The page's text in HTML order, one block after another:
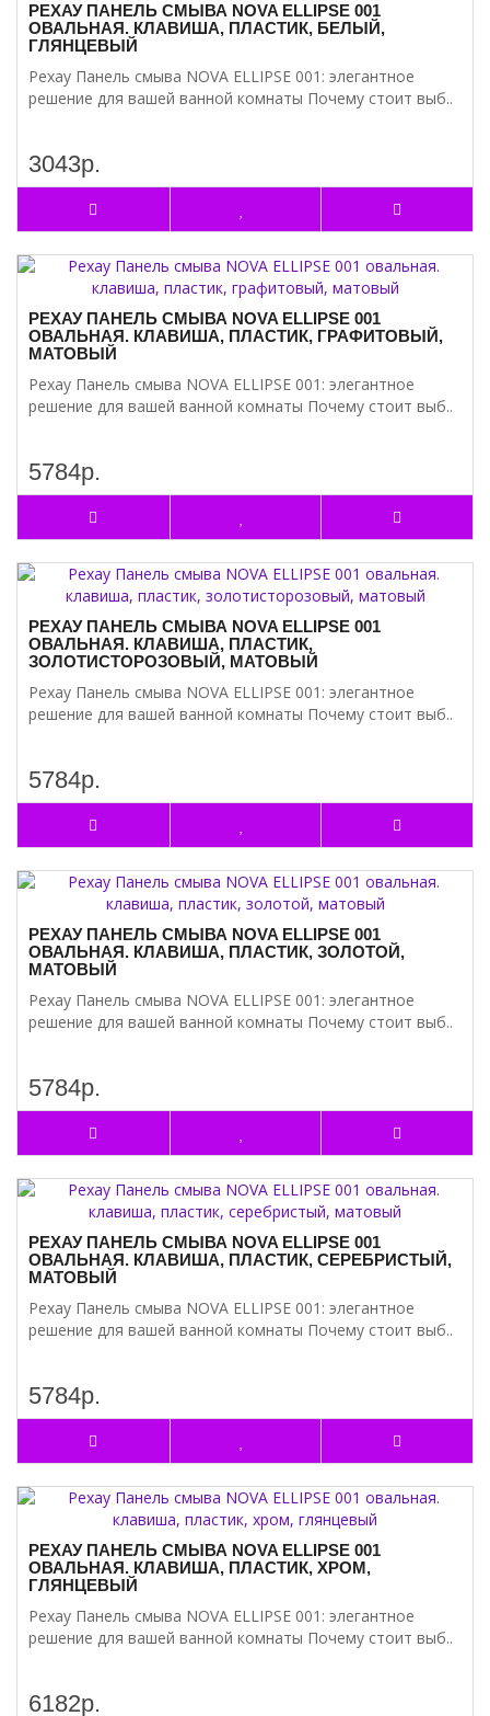
РЕХАУ ПАНЕЛЬ СМЫВА NOVA ELLIPSE 001
ОВАЛЬНАЯ. КЛАВИША, ПЛАСТИК, БЕЛЫЙ,
ГЛЯНЦЕВЫЙ
Рехау Панель смыва NOVA ELLIPSE 001: элегантное
решение для вашей ванной комнаты Почему стоит выб..
3043р.
РЕХАУ ПАНЕЛЬ СМЫВА NOVA ELLIPSE 001
ОВАЛЬНАЯ. КЛАВИША, ПЛАСТИК, ГРАФИТОВЫЙ,
МАТОВЫЙ
Рехау Панель смыва NOVA ELLIPSE 001: элегантное
решение для вашей ванной комнаты Почему стоит выб..
5784р.
РЕХАУ ПАНЕЛЬ СМЫВА NOVA ELLIPSE 001
ОВАЛЬНАЯ. КЛАВИША, ПЛАСТИК,
ЗОЛОТИСТОРОЗОВЫЙ, МАТОВЫЙ
Рехау Панель смыва NOVA ELLIPSE 001: элегантное
решение для вашей ванной комнаты Почему стоит выб..
5784р.
РЕХАУ ПАНЕЛЬ СМЫВА NOVA ELLIPSE 001
ОВАЛЬНАЯ. КЛАВИША, ПЛАСТИК, ЗОЛОТОЙ,
МАТОВЫЙ
Рехау Панель смыва NOVA ELLIPSE 001: элегантное
решение для вашей ванной комнаты Почему стоит выб..
5784р.
РЕХАУ ПАНЕЛЬ СМЫВА NOVA ELLIPSE 001
ОВАЛЬНАЯ. КЛАВИША, ПЛАСТИК, СЕРЕБРИСТЫЙ,
МАТОВЫЙ
Рехау Панель смыва NOVA ELLIPSE 001: элегантное
решение для вашей ванной комнаты Почему стоит выб..
5784р.
РЕХАУ ПАНЕЛЬ СМЫВА NOVA ELLIPSE 001
ОВАЛЬНАЯ. КЛАВИША, ПЛАСТИК, ХРОМ,
ГЛЯНЦЕВЫЙ
Рехау Панель смыва NOVA ELLIPSE 001: элегантное
решение для вашей ванной комнаты Почему стоит выб..
6182р.